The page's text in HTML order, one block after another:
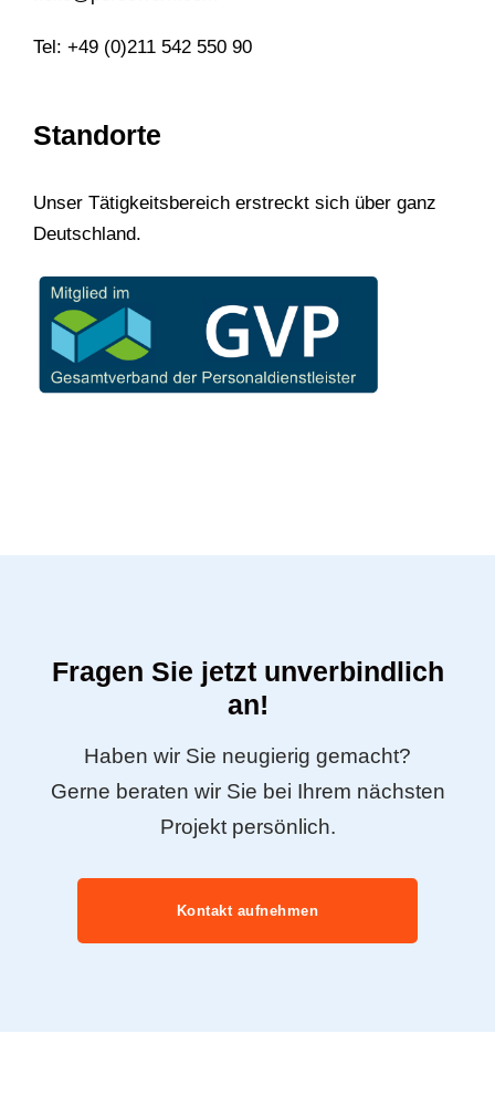
Tel: +49 (0)211 542 550 90
Standorte
Unser Tätigkeitsbereich erstreckt sich über ganz
Deutschland.
Fragen Sie jetzt unverbindlich
an!
Haben wir Sie neugierig gemacht?
Gerne beraten wir Sie bei Ihrem nächsten
Projekt persönlich.
Kontakt aufnehmen